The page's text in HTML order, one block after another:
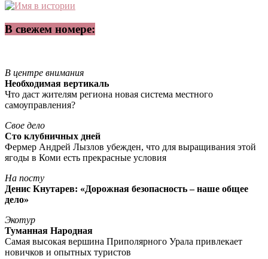
В свежем номере:
В центре внимания
Необходимая вертикаль
Что даст жителям региона новая система местного
самоуправления?
Свое дело
Сто клубничных дней
Фермер Андрей Лызлов убежден, что для выращивания этой
ягоды в Коми есть прекрасные условия
На посту
Денис Кнутарев: «Дорожная безопасность – наше общее
дело»
Экотур
Туманная Народная
Самая высокая вершина Приполярного Урала привлекает
новичков и опытных туристов